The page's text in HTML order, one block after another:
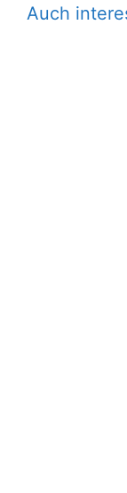
Auch